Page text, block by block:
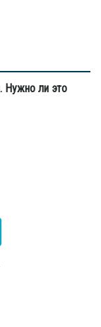
Нужно ли это